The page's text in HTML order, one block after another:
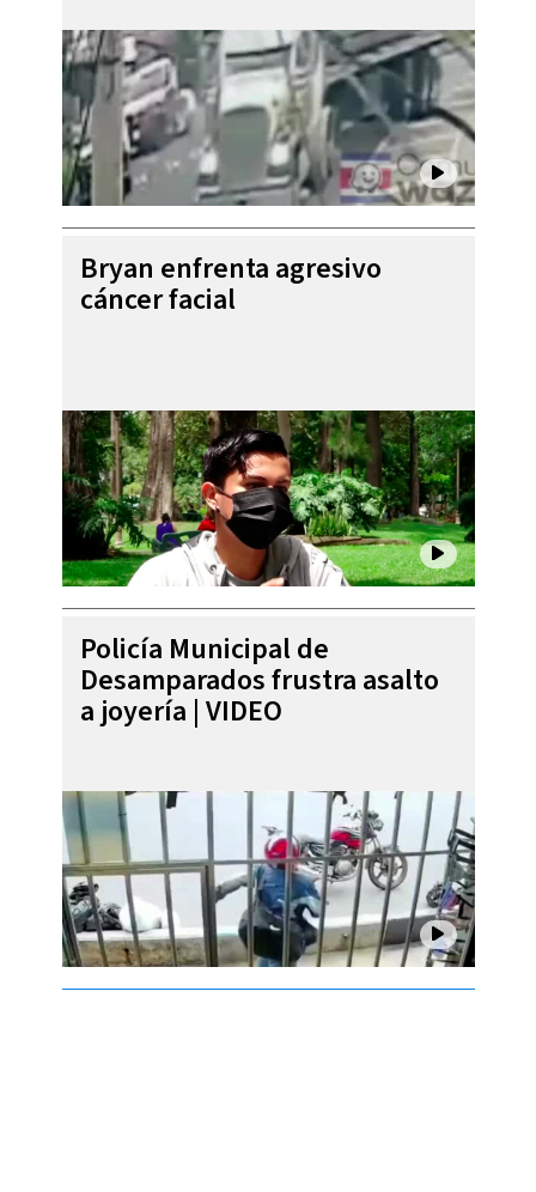
Bryan enfrenta agresivo
cáncer facial
Policía Municipal de
Desamparados frustra asalto
a joyería | VIDEO